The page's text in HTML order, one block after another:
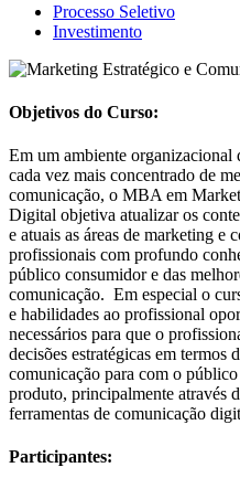
Processo Seletivo
Investimento
Objetivos do Curso:
Em um ambiente
cada vez mais concentrado de
comunicação, o MBA em
Digital objetiva atualizar os
e atuais as áreas de marketing e
profissionais com profundo
público consumidor e das
comunicação. Em especial o
e habilidades ao profissional
necessários para que o
decisões estratégicas em termos
comunicação para com o
produto, principalmente através
ferramentas de comunicação
Participantes: